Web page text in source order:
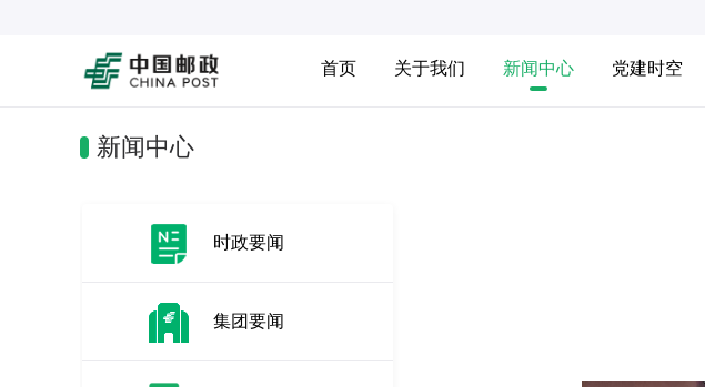
首页 关于我们 新闻中心 党建时空
新闻中心
时政要闻
集团要闻